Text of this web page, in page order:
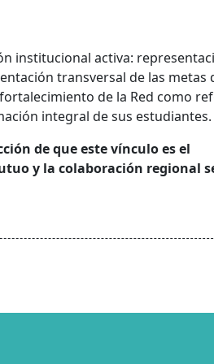
institucional activa:
transversal de las metas
de la Red como
integral de sus estudiantes.
de que este vínculo es el
y la colaboración regional